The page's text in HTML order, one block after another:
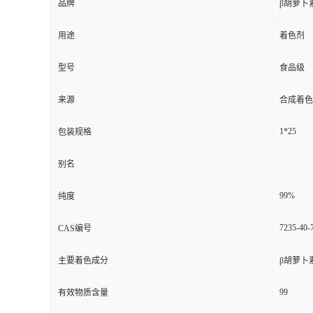
品牌 β胡萝卜
用途 着色剂
型号 食品级
来源 合成着色
包装规格 1*25
别名
纯度 99%
CAS编号 7235-40-
主要着色成分 β胡萝卜
有效物质含量 99